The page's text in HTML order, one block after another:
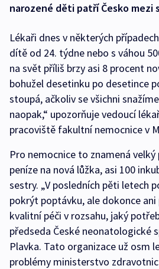
narozené děti patří Česko mezi
Lékaři dnes v některých
dítě od 24. týdne nebo s váhou
na svět příliš brzy asi 8 procent
bohužel desetinku po desetince
stoupá, ačkoliv se všichni
naopak,“ upozorňuje vedoucí
pracoviště fakultní nemocnice v
Pro nemocnice to znamená
peníze na nová lůžka, asi 100
sestry. „V posledních pěti letech
pokrýt poptávku, ale dokonce ani
kvalitní péči v rozsahu, jaký
předseda České neonatologické
Plavka. Tato organizace už osm
problémy ministerstvo